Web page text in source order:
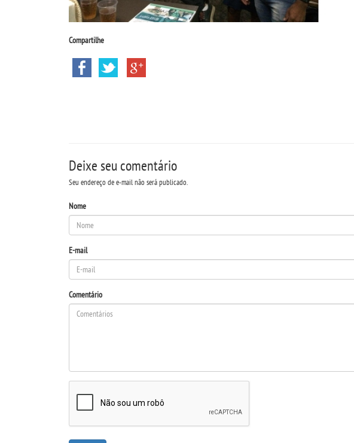
Compartilhe
Deixe seu comentário
Seu endereço de e-mail não será publicado.
Nome
E-mail
Comentário